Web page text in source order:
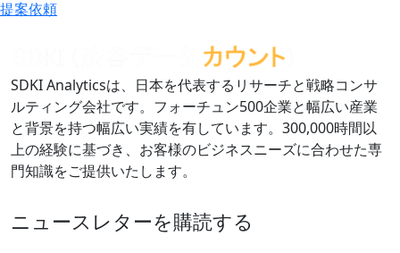
提案依頼
SDKI Analyticsは、日本を代表するリサーチと戦略コンサ
ルティング会社です。フォーチュン500企業と幅広い産業
と背景を持つ幅広い実績を有しています。300,000時間以
上の経験に基づき、お客様のビジネスニーズに合わせた専
門知識をご提供いたします。
ニュースレターを購読する